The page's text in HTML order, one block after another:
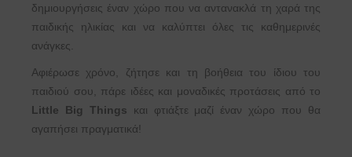
δημιουργήσεις έναν χώρο που να αντανακλά τη χαρά της
παιδικής ηλικίας και να καλύπτει όλες τις καθημερινές
ανάγκες.
Αφιέρωσε χρόνο, ζήτησε και τη βοήθεια του ίδιου του
παιδιού σου, πάρε ιδέες και μοναδικές προτάσεις από το
Little Big Things και φτιάξτε μαζί έναν χώρο που θα
αγαπήσει πραγματικά!